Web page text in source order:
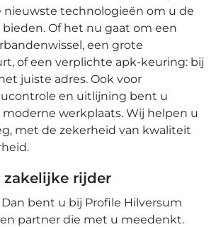
nieuwste technologieën om u de
Of het nu gaat om een
een grote
of een verplichte apk-keuring: bij
juiste adres. Ook voor
en uitlijning bent u
werkplaats. Wij helpen u
met de zekerheid van kwaliteit
zakelijke rijder
bent u bij Profile Hilversum
partner die met u meedenkt.